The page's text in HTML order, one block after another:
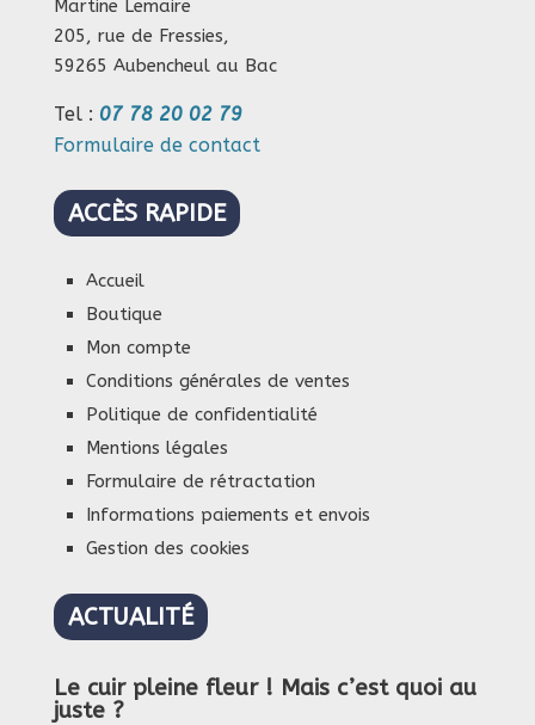
Martine Lemaire
205, rue de Fressies,
59265 Aubencheul au Bac
Tel : 07 78 20 02 79
Formulaire de contact
ACCÈS RAPIDE
Accueil
Boutique
Mon compte
Conditions générales de ventes
Politique de confidentialité
Mentions légales
Formulaire de rétractation
Informations paiements et envois
Gestion des cookies
ACTUALITÉ
Le cuir pleine fleur ! Mais c’est quoi au
juste ?